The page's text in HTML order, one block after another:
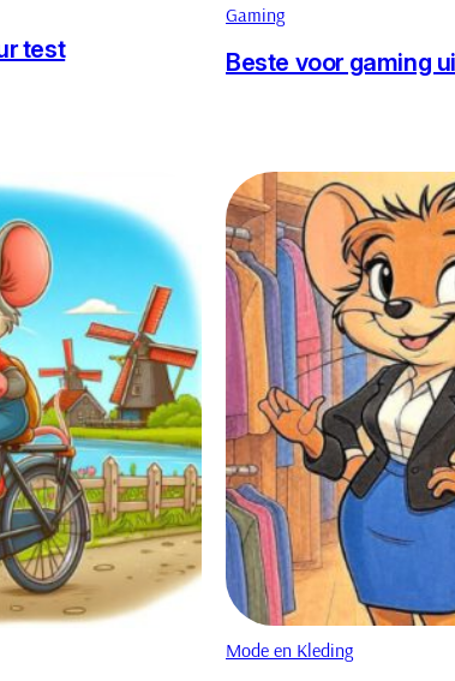
test
Gaming
Beste voor gaming
Mode en Kleding